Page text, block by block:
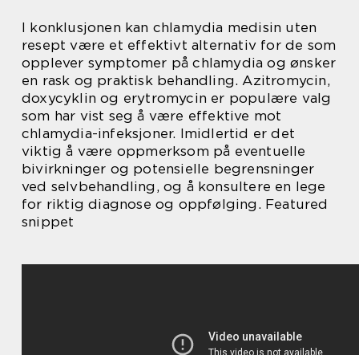
I konklusjonen kan chlamydia medisin uten
resept være et effektivt alternativ for de som
opplever symptomer på chlamydia og ønsker
en rask og praktisk behandling. Azitromycin,
doxycyklin og erytromycin er populære valg
som har vist seg å være effektive mot
chlamydia-infeksjoner. Imidlertid er det
viktig å være oppmerksom på eventuelle
bivirkninger og potensielle begrensninger
ved selvbehandling, og å konsultere en lege
for riktig diagnose og oppfølging. Featured
snippet